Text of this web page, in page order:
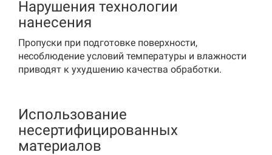
Нарушения технологии
нанесения
Пропуски при подготовке поверхности,
несоблюдение условий температуры и влажности
приводят к ухудшению качества обработки.
Использование
несертифицированных
материалов